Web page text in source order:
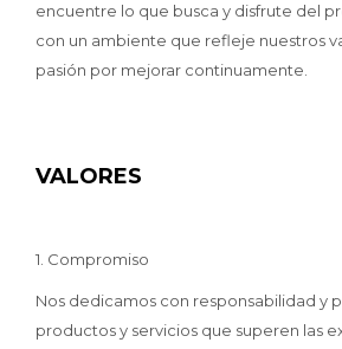
encuentre lo que busca y disfrute del
con un ambiente que refleje nuestros
pasión por mejorar continuamente.
VALORES
1. Compromiso
Nos dedicamos con responsabilidad y
productos y servicios que superen las